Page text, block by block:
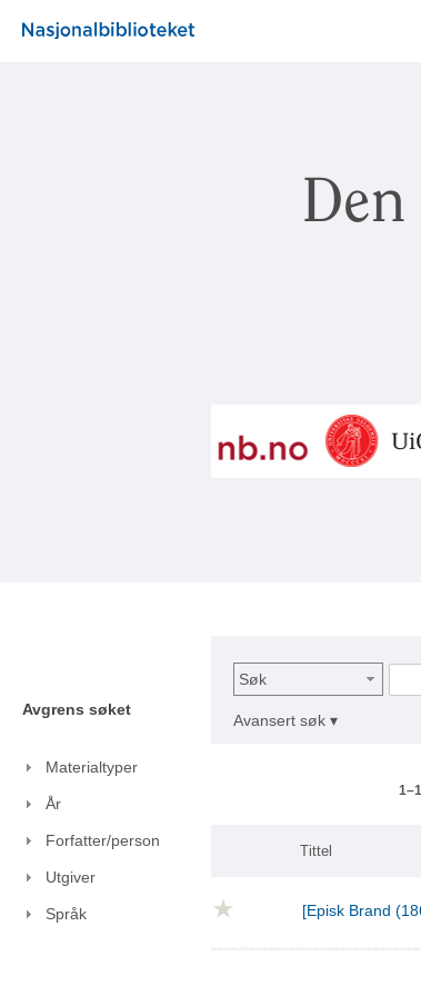
Avgrens søket
Materialtyper
År
Forfatter/person
Utgiver
Språk
Søk
Avansert søk ▾
Tittel
[Episk Brand